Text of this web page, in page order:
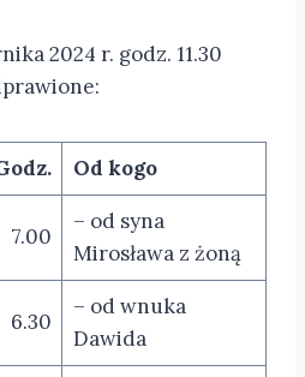
2024 r. godz. 11.30
Od kogo
7.00
– od syna
Mirosława z żoną
6.30
– od wnuka
Dawida